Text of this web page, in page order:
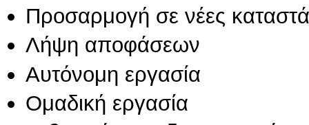
Προσαρμογή σε νέες
Λήψη αποφάσεων
Αυτόνομη εργασία
Ομαδική εργασία